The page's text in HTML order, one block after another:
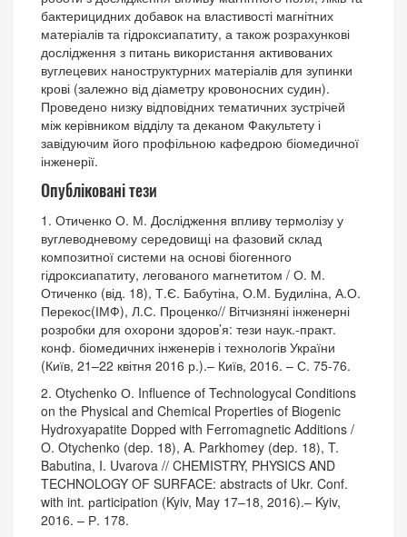
бактерицидних добавок на властивості магнітних
матеріалів та гідроксиапатиту, а також розрахункові
дослідження з питань використання активованих
вуглецевих наноструктурних матеріалів для зупинки
крові (залежно від діаметру кровоносних судин).
Проведено низку відповідних тематичних зустрічей
між керівником відділу та деканом Факультету і
завідуючим його профільною кафедрою біомедичної
інженерії.
Опубліковані тези
1. Отиченко О. М. Дослідження впливу термолізу у
вуглеводневому середовищі на фазовий склад
композитної системи на основі біогенного
гідроксиапатиту, легованого магнетитом / О. М.
Отиченко (від. 18), Т.Є. Бабутіна, О.М. Будиліна, А.О.
Перекос(ІМФ), Л.С. Проценко// Вітчизняні інженерні
розробки для охорони здоров’я: тези наук.-практ.
конф. біомедичних інженерів і технологів України
(Київ, 21–22 квітня 2016 р.).– Київ, 2016. – С. 75-76.
2. Otychenko О. Influence of Technologycal Conditions
on the Physical and Chemical Properties of Biogenic
Hydroxyapatite Dopped with Ferromagnetic Additions /
O. Otychenko (dep. 18), A. Parkhomey (dep. 18), T.
Babutina, I. Uvarova // CHEMISTRY, PHYSICS AND
TECHNOLOGY OF SURFACE: abstracts of Ukr. Conf.
with int. рarticipation (Kyiv, May 17–18, 2016).– Kyiv,
2016. – Р. 178.